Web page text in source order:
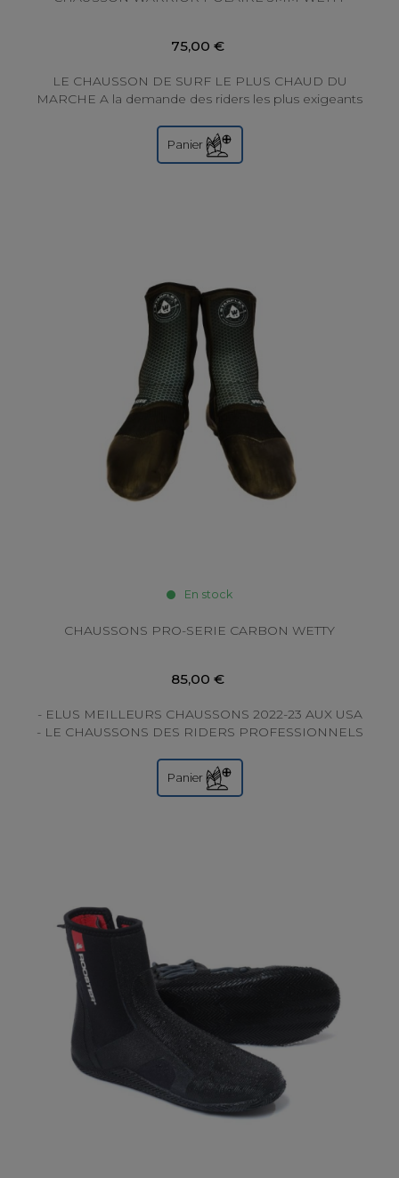
75,00 €
LE CHAUSSON DE SURF LE PLUS CHAUD DU
MARCHE A la demande des riders les plus exigeants
Panier
En stock
CHAUSSONS PRO-SERIE CARBON WETTY
85,00 €
- ELUS MEILLEURS CHAUSSONS 2022-23 AUX USA
- LE CHAUSSONS DES RIDERS PROFESSIONNELS
que...
Panier